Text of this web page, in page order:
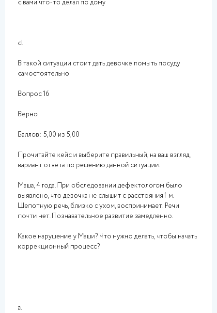
с вами что-то делал по дому
d.
В такой ситуации стоит дать девочке помыть посуду
самостоятельно
Вопрос 16
Верно
Баллов: 5,00 из 5,00
Прочитайте кейс и выберите правильный, на ваш взгляд,
вариант ответа по решению данной ситуации.
Маша, 4 года. При обследовании дефектологом было
выявлено, что девочка не слышит с расстояния 1 м.
Шепотную речь, близко с ухом, воспринимает. Речи
почти нет. Познавательное развитие замедленно.
Какое нарушение у Маши? Что нужно делать, чтобы начать
коррекционный процесс?
a.